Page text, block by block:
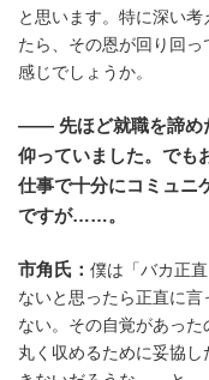
と思います。特に深い
たら、その恩が回り回
感じでしょうか。
―― 先ほど就職を諦め
仰っていました。でも
仕事で十分にコミュニ
ですが……。
市角氏： 僕は「バカ正
ないと思ったら正直に
ない。その自覚があった
丸く収めるために妥協